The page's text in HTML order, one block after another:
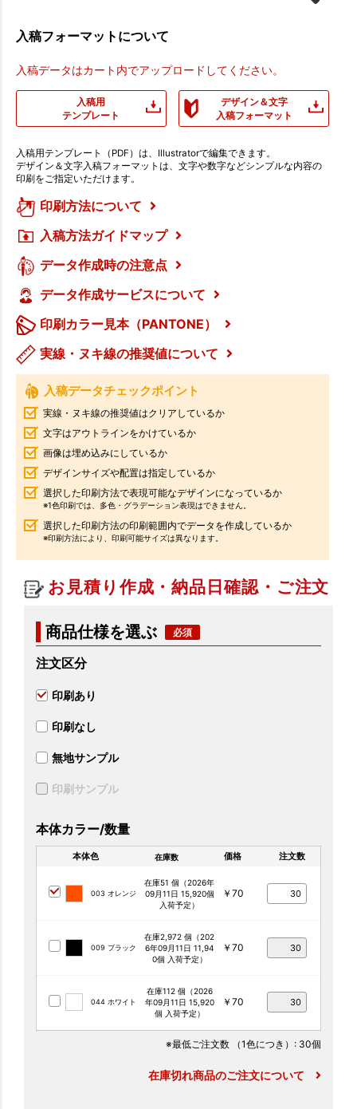
入稿フォーマットについて
入稿データはカート内でアップロードしてください。
入稿用
テンプレート
デザイン＆文字
入稿フォーマット
入稿用テンプレート（PDF）は、Illustratorで編集できます。
デザイン＆文字入稿フォーマットは、文字や数字などシンプルな内容の
印刷をご指定いただけます。
印刷方法について
入稿方法ガイドマップ
データ作成時の注意点
データ作成サービスについて
印刷カラー見本（PANTONE）
実線・ヌキ線の推奨値について
入稿データチェックポイント
実線・ヌキ線の推奨値はクリアしているか
文字はアウトラインをかけているか
画像は埋め込みにしているか
デザインサイズや配置は指定しているか
選択した印刷方法で表現可能なデザインになっているか
※1色印刷では、多色・グラデーション表現はできません。
選択した印刷方法の印刷範囲内でデータを作成しているか
※印刷方法により、印刷可能サイズは異なります。
お見積り作成・納品日確認・ご注文
商品仕様を選ぶ
注文区分
印刷あり
印刷なし
無地サンプル
印刷サンプル
本体カラー/数量
本体色 在庫数 価格 注文数
003 オレンジ
在庫51 個（2026年
09月11日 15,920個
入荷予定）
￥70
009 ブラック
在庫2,972 個（202
6年09月11日 11,94
0個 入荷予定）
￥70
044 ホワイト
在庫112 個（2026
年09月11日 15,920
個 入荷予定）
￥70
※最低ご注文数 （1色につき） : 30個
在庫切れ商品のご注文について